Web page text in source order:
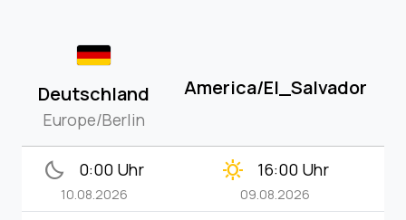
Deutschland
Europe/Berlin
America/El_Salvador
bedtime 0:00 Uhr
10.08.2026
clear_day 16:00 Uhr
09.08.2026